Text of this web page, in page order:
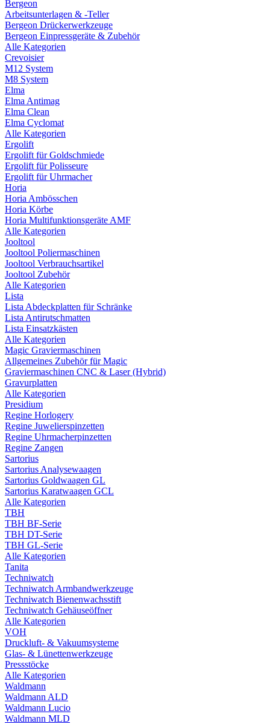
Bergeon
Arbeitsunterlagen & -Teller
Bergeon Drückerwerkzeuge
Bergeon Einpressgeräte & Zubehör
Alle Kategorien
Crevoisier
M12 System
M8 System
Elma
Elma Antimag
Elma Clean
Elma Cyclomat
Alle Kategorien
Ergolift
Ergolift für Goldschmiede
Ergolift für Polisseure
Ergolift für Uhrmacher
Horia
Horia Ambösschen
Horia Körbe
Horia Multifunktionsgeräte AMF
Alle Kategorien
Jooltool
Jooltool Poliermaschinen
Jooltool Verbrauchsartikel
Jooltool Zubehör
Alle Kategorien
Lista
Lista Abdeckplatten für Schränke
Lista Antirutschmatten
Lista Einsatzkästen
Alle Kategorien
Magic Graviermaschinen
Allgemeines Zubehör für Magic
Graviermaschinen CNC & Laser (Hybrid)
Gravurplatten
Alle Kategorien
Presidium
Regine Horlogery
Regine Juwelierspinzetten
Regine Uhrmacherpinzetten
Regine Zangen
Sartorius
Sartorius Analysewaagen
Sartorius Goldwaagen GL
Sartorius Karatwaagen GCL
Alle Kategorien
TBH
TBH BF-Serie
TBH DT-Serie
TBH GL-Serie
Alle Kategorien
Tanita
Techniwatch
Techniwatch Armbandwerkzeuge
Techniwatch Bienenwachsstift
Techniwatch Gehäuseöffner
Alle Kategorien
VOH
Druckluft- & Vakuumsysteme
Glas- & Lünettenwerkzeuge
Pressstöcke
Alle Kategorien
Waldmann
Waldmann ALD
Waldmann Lucio
Waldmann MLD